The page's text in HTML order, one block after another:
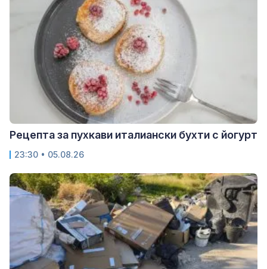
Рецепта за пухкави италиански бухти с йогурт
23:30 • 05.08.26